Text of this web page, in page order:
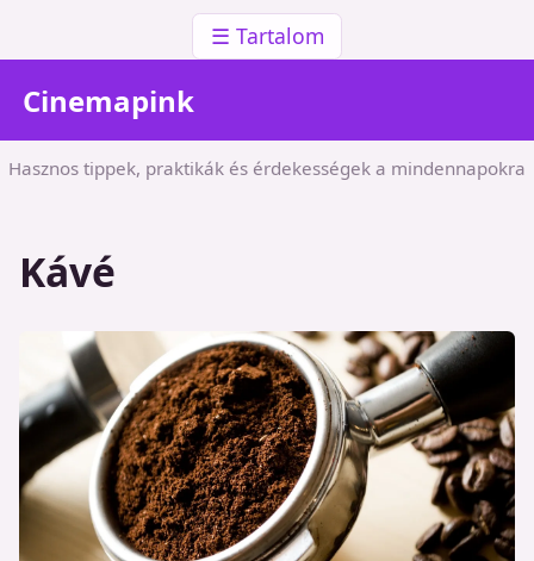
☰ Tartalom
Cinemapink
Hasznos tippek, praktikák és érdekességek a mindennapokra
Kávé